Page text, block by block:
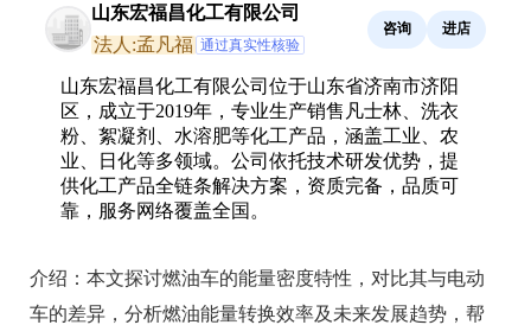
山东宏福昌化工有限公司
法人:孟凡福 通过真实性核验
咨询 进店
山东宏福昌化工有限公司位于山东省济南市济阳
区，成立于2019年，专业生产销售凡士林、洗衣
粉、絮凝剂、水溶肥等化工产品，涵盖工业、农
业、日化等多领域。公司依托技术研发优势，提
供化工产品全链条解决方案，资质完备，品质可
靠，服务网络覆盖全国。
介绍： 本文探讨燃油车的能量密度特性，对比其与电动
车的差异，分析燃油能量转换效率及未来发展趋势，帮